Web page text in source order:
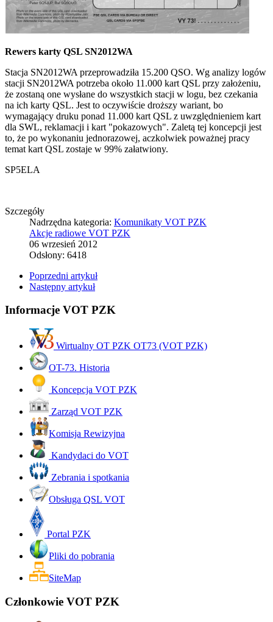
Rewers karty QSL SN2012WA
Stacja SN2012WA przeprowadziła 15.200 QSO. Wg analizy logów
stacji SN2012WA potrzeba około 11.000 kart QSL przy założeniu,
że zostaną one wysłane do wszystkich stacji w logu, bez czekania
na ich karty QSL. Jest to oczywiście droższy wariant, bo
wymagający druku ponad 11.000 kart QSL z uwzględnieniem kart
dla SWL, reklamacji i kart "pokazowych". Zaletą tej koncepcji jest
to, że po wykonaniu jednorazowej, aczkolwiek poważnej pracy
temat kart QSL zostaje w 99% załatwiony.
SP5ELA
Szczegóły
Nadrzędna kategoria: Komunikaty VOT PZK
Akcje radiowe VOT PZK
06 wrzesień 2012
Odsłony: 6418
Poprzedni artykuł
Następny artykuł
Informacje VOT PZK
Wirtualny OT PZK OT73 (VOT PZK)
OT-73. Historia
Koncepcja VOT PZK
Zarząd VOT PZK
Komisja Rewizyjna
Kandydaci do VOT
Zebrania i spotkania
Obsługa QSL VOT
Portal PZK
Pliki do pobrania
SiteMap
Członkowie VOT PZK